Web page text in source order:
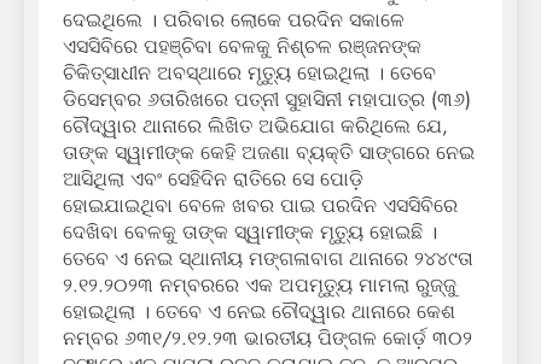
ଦେଇଥିଲେ । ପରିବାର ଲୋକେ ପରଦିନ ସକାଳେ
ଏସସିବିରେ ପହଞ୍ଚିବା ବେଳକୁ ନିଶ୍ଚଳ ରଞ୍ଜନଙ୍କ
ଚିକିତ୍ସାଧୀନ ଅବସ୍ଥାରେ ମୃତ୍ୟୁ ହୋଇଥିଲା । ତେବେ
ଡିସେମ୍ବର ୬ତାରିଖରେ ପତ୍ନୀ ସୁହାସିନୀ ମହାପାତ୍ର (୩୬)
ଚୌଦ୍ୱାର ଥାନାରେ ଲିଖିତ ଅଭିଯୋଗ କରିଥିଲେ ଯେ,
ତାଙ୍କ ସ୍ୱାମୀଙ୍କ କେହି ଅଜଣା ବ୍ୟକ୍ତି ସାଙ୍ଗରେ ନେଇ
ଆସିଥିଲା ଏବଂ ସେହିଦିନ ରାତିରେ ସେ ପୋଡ଼ି
ହୋଇଯାଇଥିବା ବେଳେ ଖବର ପାଇ ପରଦିନ ଏସସିବିରେ
ଦେଖିବା ବେଳକୁ ତାଙ୍କ ସ୍ୱାମୀଙ୍କ ମୃତ୍ୟୁ ହୋଇଛି ।
ତେବେ ଏ ନେଇ ସ୍ଥାନୀୟ ମଙ୍ଗଳାବାଗ ଥାନାରେ ୨୪୪୯ତା
୨.୧୨.୨୦୨୩ ନମ୍ବରରେ ଏକ ଅପମୃତ୍ୟୁ ମାମଲା ରୁଜ୍ଜୁ
ହୋଇଥିଲା । ତେବେ ଏ ନେଇ ଚୌଦ୍ୱାର ଥାନାରେ କେଶ
ନମ୍ବର ୬୩୧/୨.୧୨.୨୩ ଭାରତୀୟ ପିଙ୍ଗଳ କୋର୍ଡ଼ ୩୦୨